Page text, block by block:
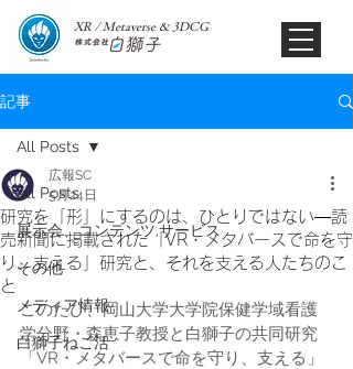
XR / Metaverse & 3DCG​
記事
All Posts
展示会、コンテンツ,サービス
その他
メディア情報
白獅子ねこ活
All Posts
研究を「形」にするのは、ひとりではない—読
売新聞に掲載された「VR・メタバースで命を守
り、支える」研究と、それを支える人たちのこ
と
広報SC
5月24日
このたび、岡山大学大学院保健学域看護
学分野・森恵子教授と白獅子の共同研究
「VR・メタバースで命を守り、支える」